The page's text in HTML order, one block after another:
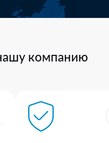
компанию